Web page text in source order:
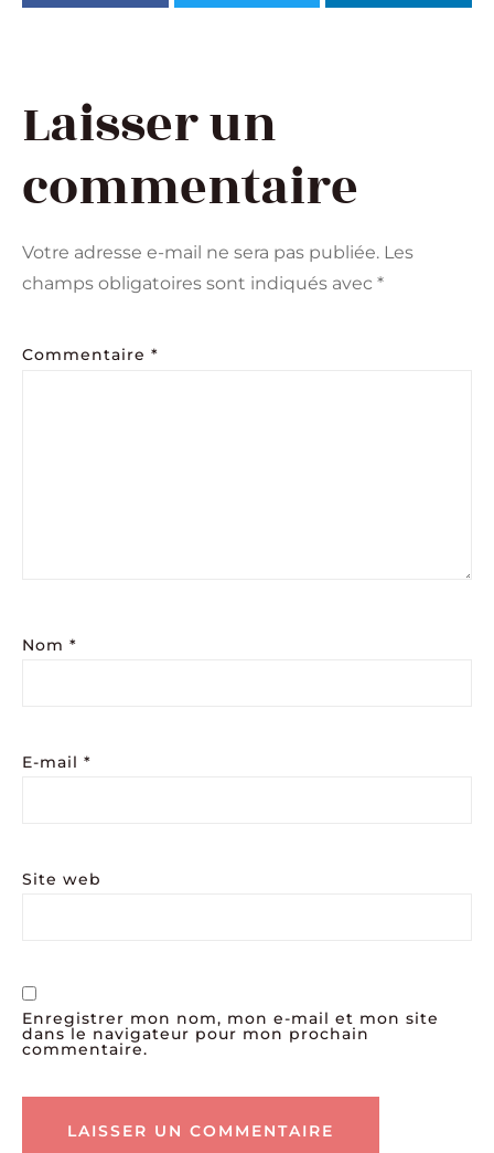
Laisser un
commentaire
Votre adresse e-mail ne sera pas publiée. Les
champs obligatoires sont indiqués avec *
Commentaire *
Nom *
E-mail *
Site web
Enregistrer mon nom, mon e-mail et mon site
dans le navigateur pour mon prochain
commentaire.